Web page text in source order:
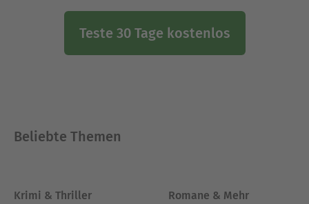
Teste 30 Tage kostenlos
Beliebte Themen
Krimi & Thriller Romane & Mehr